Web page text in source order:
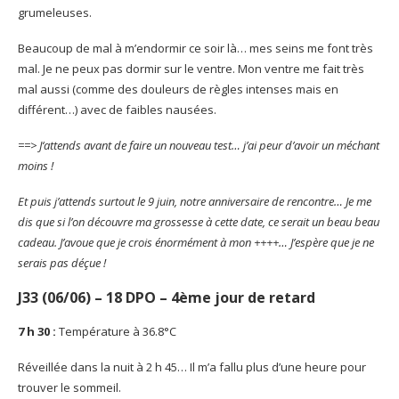
grumeleuses.
Beaucoup de mal à m’endormir ce soir là… mes seins me font très
mal. Je ne peux pas dormir sur le ventre. Mon ventre me fait très
mal aussi (comme des douleurs de règles intenses mais en
différent…) avec de faibles nausées.
==>J‘attends avant de faire un nouveau test… j’ai peur d’avoir un méchant
moins !
Et puis j’attends surtout le 9 juin, notre anniversaire de rencontre… Je me
dis que si l’on découvre ma grossesse à cette date, ce serait un beau beau
cadeau. J’avoue que je crois énormément à mon ++++… J’espère que je ne
serais pas déçue !
J33 (06/06) – 18 DPO – 4ème jour de retard
7 h 30 : Température à 36.8°C
Réveillée dans la nuit à 2 h 45… Il m’a fallu plus d’une heure pour
trouver le sommeil.